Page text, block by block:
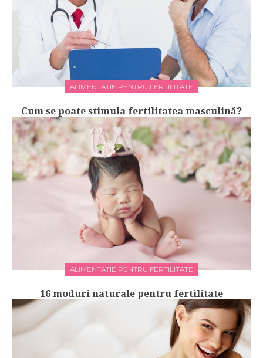
ALIMENTATIE PENTRU FERTILITATE
Cum se poate stimula fertilitatea masculină?
ALIMENTATIE PENTRU FERTILITATE
16 moduri naturale pentru fertilitate